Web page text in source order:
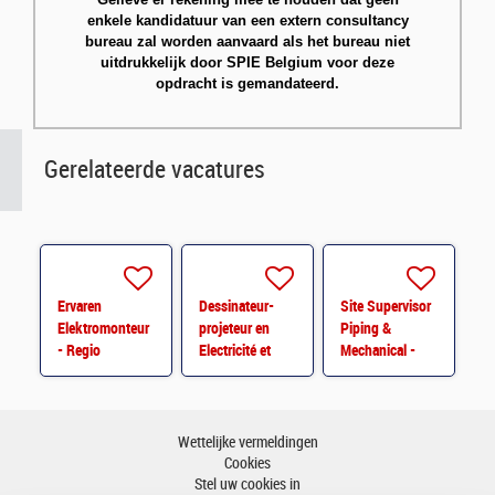
enkele kandidatuur van een extern consultancy
bureau zal worden aanvaard als het bureau niet
uitdrukkelijk door SPIE Belgium voor deze
opdracht is gemandateerd.
Gerelateerde vacatures
Ervaren
Elektromonteur
- Regio
Antwerpen
Dessinateur-
projeteur en
Electricité et
Instrumentation
Site Supervisor
Piping &
Mechanical -
Antwerpen
Wettelijke vermeldingen
Cookies
Stel uw cookies in